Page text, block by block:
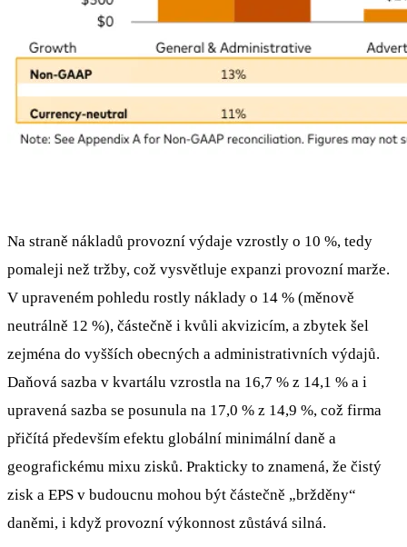
Na straně nákladů provozní výdaje vzrostly o 10 %, tedy
pomaleji než tržby, což vysvětluje expanzi provozní marže.
V upraveném pohledu rostly náklady o 14 % (měnově
neutrálně 12 %), částečně i kvůli akvizicím, a zbytek šel
zejména do vyšších obecných a administrativních výdajů.
Daňová sazba v kvartálu vzrostla na 16,7 % z 14,1 % a i
upravená sazba se posunula na 17,0 % z 14,9 %, což firma
přičítá především efektu globální minimální daně a
geografickému mixu zisků. Prakticky to znamená, že čistý
zisk a EPS v budoucnu mohou být částečně „bržděny“
daněmi, i když provozní výkonnost zůstává silná.